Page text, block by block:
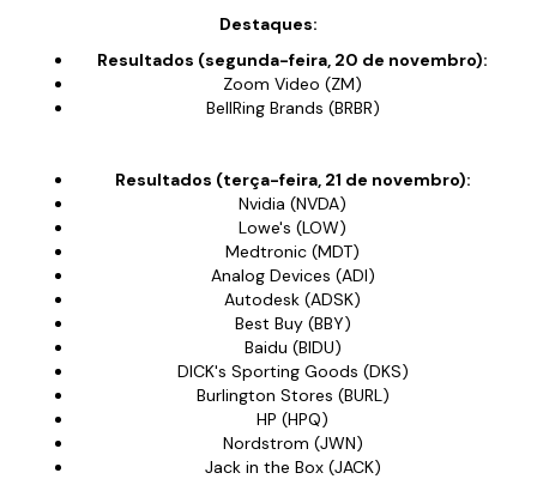
Destaques:
Resultados (segunda-feira, 20 de novembro):
Zoom Video (ZM)
BellRing Brands (BRBR)
Resultados (terça-feira, 21 de novembro):
Nvidia (NVDA)
Lowe's (LOW)
Medtronic (MDT)
Analog Devices (ADI)
Autodesk (ADSK)
Best Buy (BBY)
Baidu (BIDU)
DICK's Sporting Goods (DKS)
Burlington Stores (BURL)
HP (HPQ)
Nordstrom (JWN)
Jack in the Box (JACK)